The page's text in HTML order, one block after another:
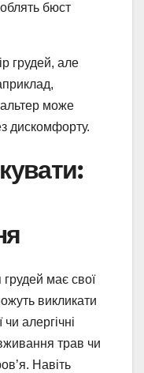
бюст
грудей, але
може
дискомфорту.
має свої
викликати
алергічні
трав чи
Навіть